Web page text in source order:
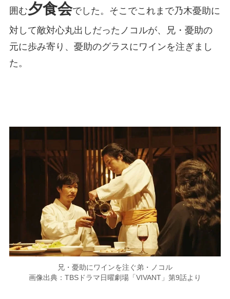
囲む夕食会でした。そこでこれまで乃木憂助に
対して敵対心丸出しだったノコルが、兄・憂助の
元に歩み寄り、憂助のグラスにワインを注ぎまし
た。
兄・憂助にワインを注ぐ弟・ノコル
画像出典：TBSドラマ日曜劇場「VIVANT」第9話より